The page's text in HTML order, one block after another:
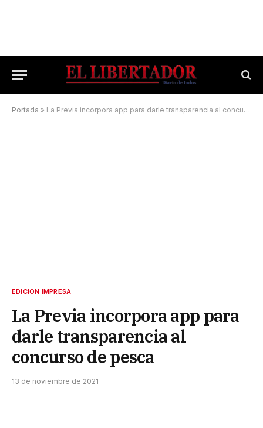
Portada » La Previa incorpora app para darle transparencia al concurso de pesca
EDICIÓN IMPRESA
La Previa incorpora app para
darle transparencia al
concurso de pesca
13 de noviembre de 2021